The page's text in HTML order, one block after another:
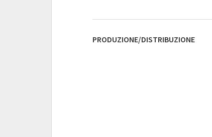
PRODUZIONE/DISTRIBUZIONE